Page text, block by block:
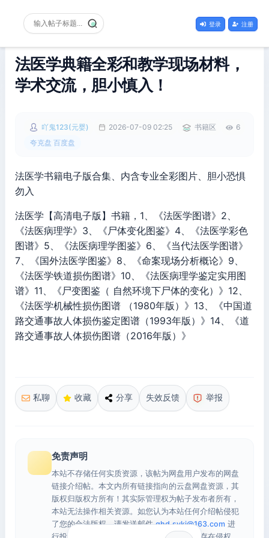
登录 注册
法医学典籍全彩和教学现场材料，
学术交流，胆小慎入！
吖鬼123(元婴) 2026-07-09 02:25 书籍区
6
夸克盘 百度盘
法医学书籍电子版合集、内含专业全彩图片、胆小恐惧
勿入
法医学【高清电子版】书籍，1、《法医学图谱》2、
《法医病理学》3、《尸体变化图鉴》4、《法医学彩色
图谱》5、《法医病理学图鉴》6、《当代法医学图谱》
7、《国外法医学图鉴》8、《命案现场分析概论》9、
《法医学铁道损伤图谱》10、《法医病理学鉴定实用图
谱》11、《尸变图鉴（ 自然环境下尸体的变化）》12、
《法医学机械性损伤图谱 （1980年版）》13、《中国道
路交通事故人体损伤鉴定图谱（1993年版）》14、《道
路交通事故人体损伤图谱（2016年版）》
私聊 收藏 分享 失效反馈 举报
免责声明
本站不存储任何实质资源，该帖为网盘用户发布的网盘
链接介绍帖。本文内所有链接指向的云盘网盘资源，其
版权归版权方所有！其实际管理权为帖子发布者所有，
本站无法操作相关资源。如您认为本站任何介绍帖侵犯
了您的合法版权，请发送邮件qhd.sykj@163.com 进